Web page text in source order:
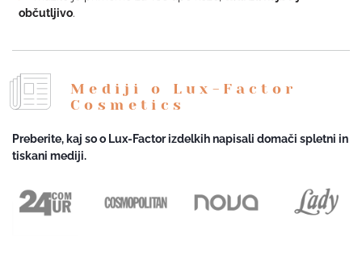
občutljivo.
Mediji o Lux-Factor
Cosmetics
Preberite, kaj so o Lux-Factor izdelkih napisali domači spletni in
tiskani mediji.